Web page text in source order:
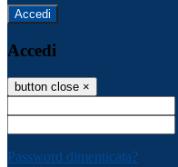
Accedi
Accedi
button close ×
Password dimenticata?